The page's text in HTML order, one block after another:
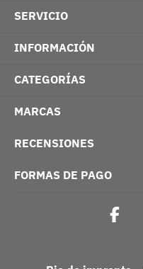
SERVICIO
INFORMACIÓN
CATEGORÍAS
MARCAS
RECENSIONES
FORMAS DE PAGO